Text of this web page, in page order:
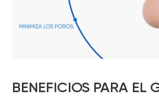
BENEFICIOS PARA EL